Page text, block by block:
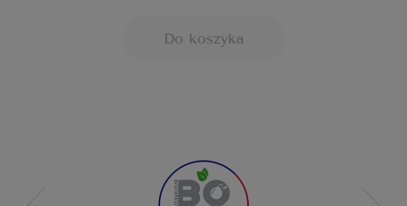
Do koszyka